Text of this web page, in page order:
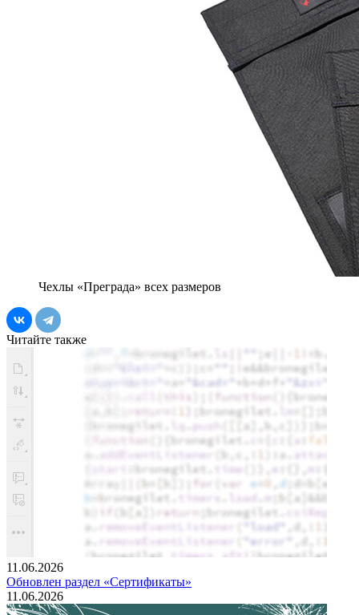
Чехлы «Преграда» всех размеров
Читайте также
11.06.2026
Обновлен раздел «Сертификаты»
11.06.2026